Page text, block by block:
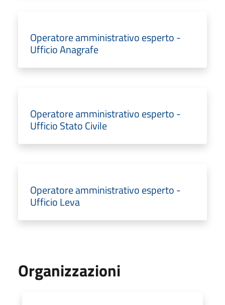
Operatore amministrativo esperto -
Ufficio Anagrafe
Operatore amministrativo esperto -
Ufficio Stato Civile
Operatore amministrativo esperto -
Ufficio Leva
Organizzazioni